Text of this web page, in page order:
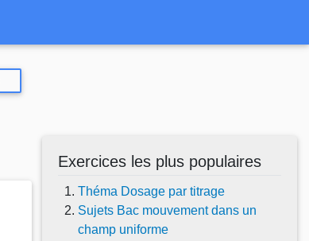
Exercices les plus populaires
Théma Dosage par titrage
Sujets Bac mouvement dans un
champ uniforme